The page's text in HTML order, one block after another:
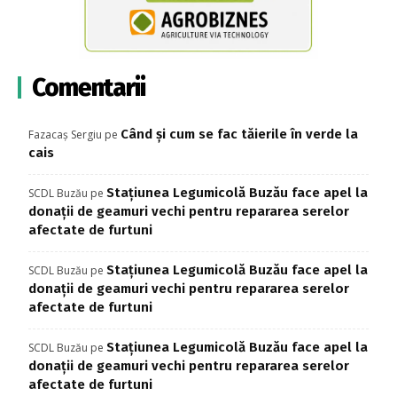
Comentarii
Fazacaș Sergiu pe Când și cum se fac tăierile în verde la
cais
SCDL Buzău pe Stațiunea Legumicolă Buzău face apel la
donații de geamuri vechi pentru repararea serelor
afectate de furtuni
SCDL Buzău pe Stațiunea Legumicolă Buzău face apel la
donații de geamuri vechi pentru repararea serelor
afectate de furtuni
SCDL Buzău pe Stațiunea Legumicolă Buzău face apel la
donații de geamuri vechi pentru repararea serelor
afectate de furtuni